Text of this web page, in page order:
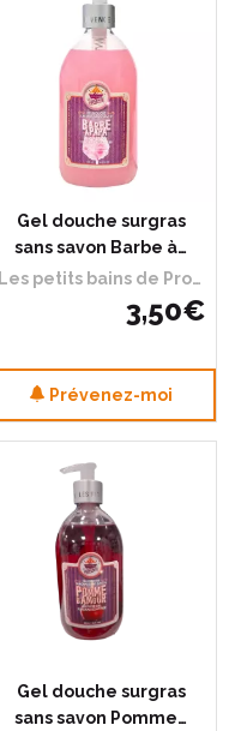
Gel douche surgras
sans savon Barbe à…
Les petits bains de Provence
3,50€
Prévenez-moi
Gel douche surgras
sans savon Pomme…